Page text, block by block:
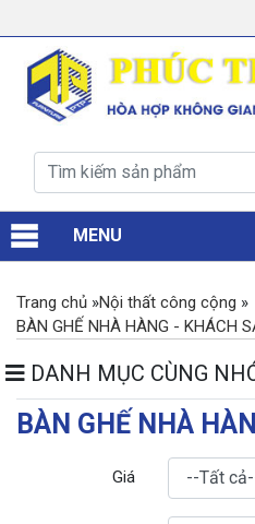
MENU
Trang chủ »Nội thất công cộng »
BÀN GHẾ NHÀ HÀNG - KHÁCH
DANH MỤC CÙNG
BÀN GHẾ NHÀ
Giá